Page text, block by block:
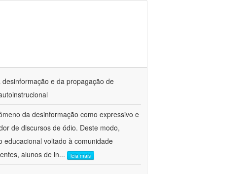
e da propagação de
da desinformação como expressivo e
de discursos de ódio. Deste modo,
voltado à comunidade
alunos de in... leia mais